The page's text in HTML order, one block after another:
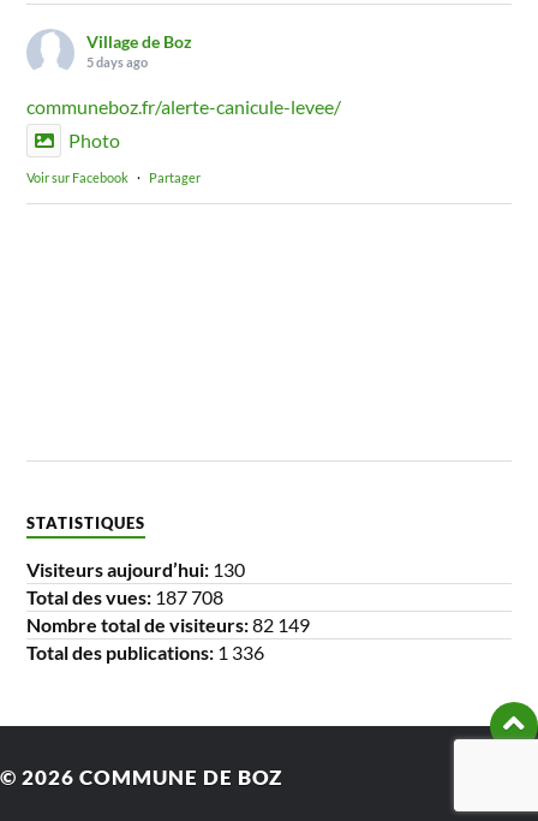
Village de Boz
5 days ago
communeboz.fr/alerte-canicule-levee/
Photo
Voir sur Facebook · Partager
STATISTIQUES
Visiteurs aujourd’hui: 130
Total des vues: 187 708
Nombre total de visiteurs:82 149
Total des publications: 1 336
© 2026 COMMUNE DE BOZ